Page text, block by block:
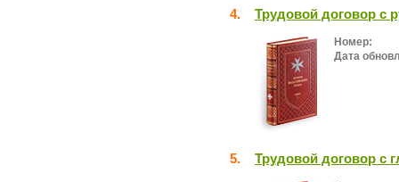
4. Трудовой договор с
Номер:
Дата
5. Трудовой договор с